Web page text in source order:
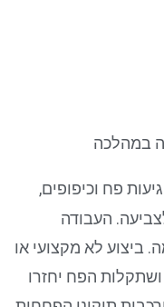
במהלכה
פח וכיפופים,
העבודה
ביצוע לא מקצועי או
הפח יחזרו